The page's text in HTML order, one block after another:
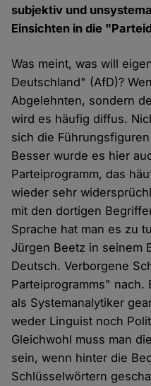
subjektiv und
Einsichten in die
Was meint, was will
Deutschland" (AfD)?
Abgelehnten, sondern
wird es häufig diffus.
sich die
Besser wurde es hier
Parteiprogramm, das
wieder sehr
mit den dortigen
Sprache hat man es zu
Jürgen Beetz in seinem
Deutsch. Verborgene
Parteiprogramms" nach.
als Systemanalytiker
weder Linguist noch
Gleichwohl muss man
sein, wenn hinter die
Schlüsselwörtern